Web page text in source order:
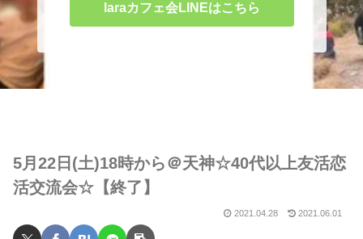
laraカフェ会LINEはこちら
5月22日(土)18時から＠天神☆40代以上友活恋
活交流会☆【終了】
2021.04.28 2021.06.01